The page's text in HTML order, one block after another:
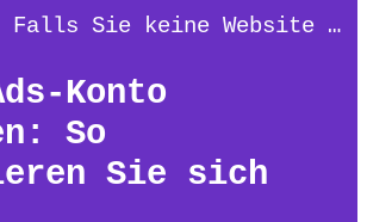
Falls Sie keine Website …
Konto
So
Sie sich